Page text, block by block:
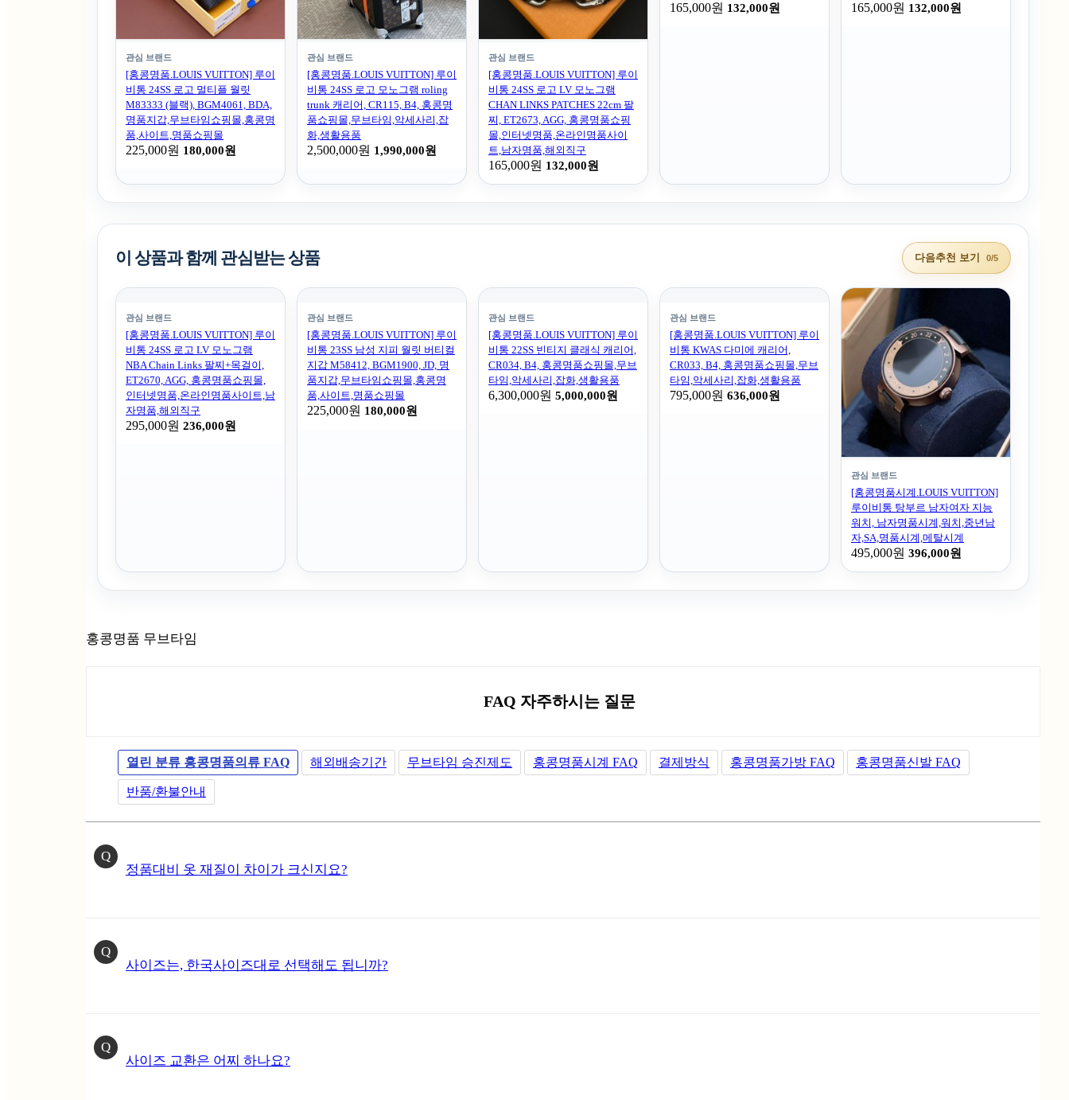
관심 브랜드
[홍콩명품.LOUIS VUITTON] 루이
비통 24SS 로고 멀티플 월릿
M83333 (블랙), BGM4061, BDA,
명품지갑,무브타임쇼핑몰,홍콩명
품,사이트,명품쇼핑몰
225,000원 180,000원
관심 브랜드
[홍콩명품.LOUIS VUITTON] 루이
비통 24SS 로고 모노그램 roling
trunk 캐리어, CR115, B4, 홍콩명
품쇼핑몰,무브타임,악세사리,잡
화,생활용품
2,500,000원 1,990,000원
관심 브랜드
[홍콩명품.LOUIS VUITTON] 루이
비통 24SS 로고 LV 모노그램
CHAN LINKS PATCHES 22cm 팔
찌, ET2673, AGG, 홍콩명품쇼핑
몰,인터넷명품,온라인명품사이
트,남자명품,해외직구
165,000원 132,000원
165,000원 132,000원 165,000원 132,000원
이 상품과 함께 관심받는 상품 다음추천 보기 0/5
관심 브랜드
[홍콩명품.LOUIS VUITTON] 루이
비통 24SS 로고 LV 모노그램
NBA Chain Links 팔찌+목걸이,
ET2670, AGG, 홍콩명품쇼핑몰,
인터넷명품,온라인명품사이트,남
자명품,해외직구
295,000원 236,000원
관심 브랜드
[홍콩명품.LOUIS VUITTON] 루이
비통 23SS 남성 지피 월릿 버티컬
지갑 M58412, BGM1900, JD, 명
품지갑,무브타임쇼핑몰,홍콩명
품,사이트,명품쇼핑몰
225,000원 180,000원
관심 브랜드
[홍콩명품.LOUIS VUITTON] 루이
비통 22SS 빈티지 클래식 캐리어,
CR034, B4, 홍콩명품쇼핑몰,무브
타임,악세사리,잡화,생활용품
6,300,000원 5,000,000원
관심 브랜드
[홍콩명품.LOUIS VUITTON] 루이
비통 KWAS 다미에 캐리어,
CR033, B4, 홍콩명품쇼핑몰,무브
타임,악세사리,잡화,생활용품
795,000원 636,000원
관심 브랜드
[홍콩명품시계.LOUIS VUITTON]
루이비통 탕부르 남자여자 지능
워치, 남자명품시계,워치,중년남
자,SA,명품시계,메탈시계
495,000원 396,000원
홍콩명품 무브타임
FAQ 자주하시는 질문
열린 분류 홍콩명품의류 FAQ 해외배송기간 무브타임 승진제도 홍콩명품시계 FAQ 결제방식 홍콩명품가방 FAQ 홍콩명품신발 FAQ
반품/환불안내
Q
정품대비 옷 재질이 차이가 크신지요?
Q
사이즈는, 한국사이즈대로 선택해도 됩니까?
Q
사이즈 교환은 어찌 하나요?